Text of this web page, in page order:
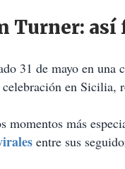
Turner:
31 de mayo en
en Sicilia,
más
entre sus